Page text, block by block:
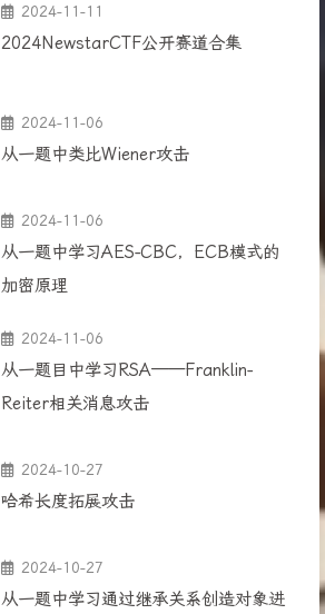
2024-11-11
2024NewstarCTF公开赛道合集
2024-11-06
从一题中类比Wiener攻击
2024-11-06
从一题中学习AES-CBC，ECB模式的
加密原理
2024-11-06
从一题目中学习RSA——Franklin-
Reiter相关消息攻击
2024-10-27
哈希长度拓展攻击
2024-10-27
从一题中学习通过继承关系创造对象进